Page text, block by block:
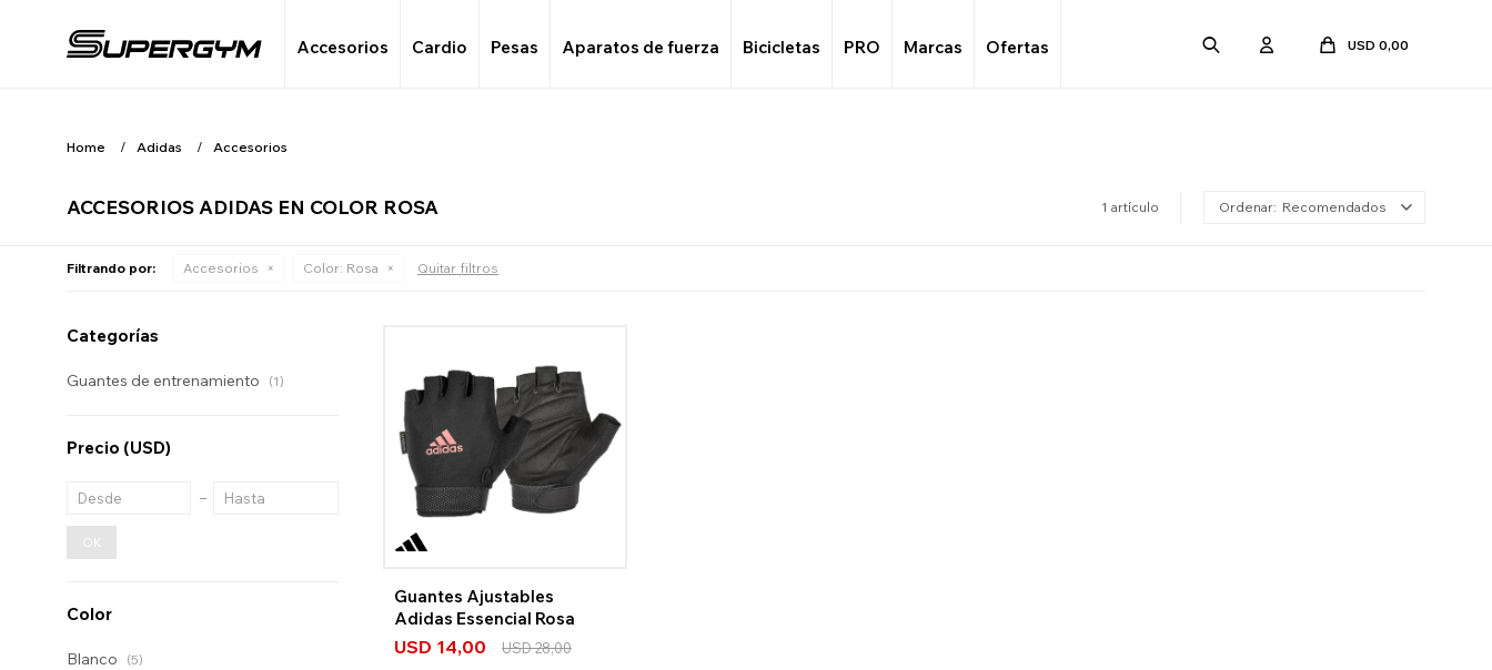
Accesorios Cardio Pesas Aparatos de fuerza Bicicletas PRO Marcas Ofertas USD 0,00
Home Adidas Accesorios
ACCESORIOS ADIDAS EN COLOR ROSA 1 artículo Recomendados
Filtrando por: Accesorios Color: Rosa Quitar filtros
Guantes Ajustables
Adidas Essencial Rosa
USD 14,00 USD28,00
Categorías
Guantes de entrenamiento (1)
Precio (USD)
OK
Color
Blanco (5)